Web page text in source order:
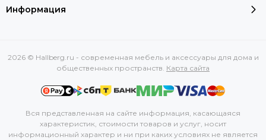
Информация
2026 © Hallberg.ru - современная мебель и аксессуары для дома и
общественных пространств. Карта сайта
Вся представленная на сайте информация, касающаяся
характеристик, стоимости товаров и услуг, носит
информационный характер и ни при каких условиях не является